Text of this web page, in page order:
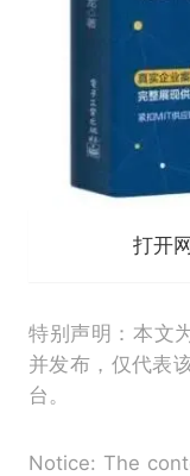
打开
特别声明：本文
并发布，仅代表
台。
Notice: The